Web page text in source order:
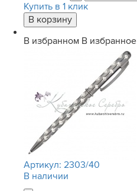
Купить в 1 клик
В избранном В избранное
Артикул: 2303/40
В наличии